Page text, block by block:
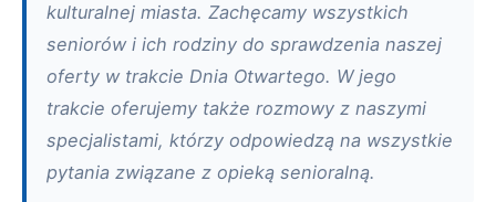
kulturalnej miasta. Zachęcamy wszystkich
seniorów i ich rodziny do sprawdzenia naszej
oferty w trakcie Dnia Otwartego. W jego
trakcie oferujemy także rozmowy z naszymi
specjalistami, którzy odpowiedzą na wszystkie
pytania związane z opieką senioralną.